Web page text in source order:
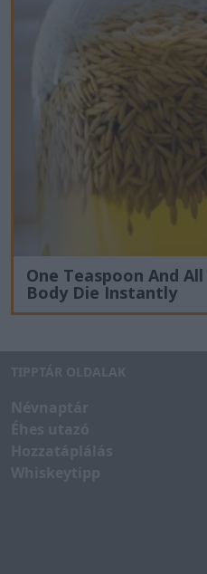
One Teaspoon And
Body Die Instantly